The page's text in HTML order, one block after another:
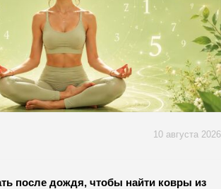
10 августа 2026
после дождя, чтобы найти ковры из